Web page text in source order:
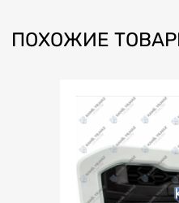
ПОХОЖИЕ